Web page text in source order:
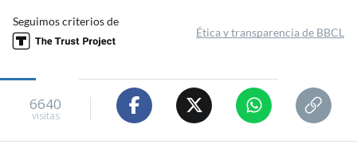
Seguimos criterios de
Ética y transparencia de BBCL
6640
visitas